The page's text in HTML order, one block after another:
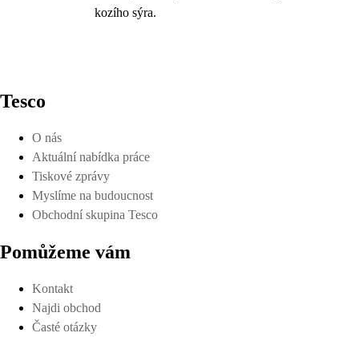
kozího sýra.
Tesco
O nás
Aktuální nabídka práce
Tiskové zprávy
Myslíme na budoucnost
Obchodní skupina Tesco
Pomůžeme vám
Kontakt
Najdi obchod
Časté otázky